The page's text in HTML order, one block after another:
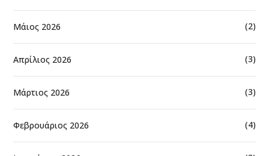
Μάιος 2026 (2)
Απρίλιος 2026 (3)
Μάρτιος 2026 (3)
Φεβρουάριος 2026 (4)